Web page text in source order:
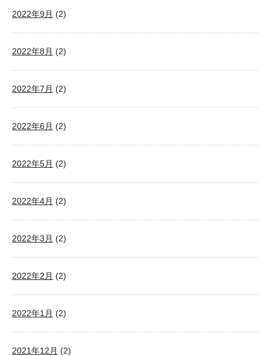
2022年9月 (2)
2022年8月 (2)
2022年7月 (2)
2022年6月 (2)
2022年5月 (2)
2022年4月 (2)
2022年3月 (2)
2022年2月 (2)
2022年1月 (2)
2021年12月 (2)